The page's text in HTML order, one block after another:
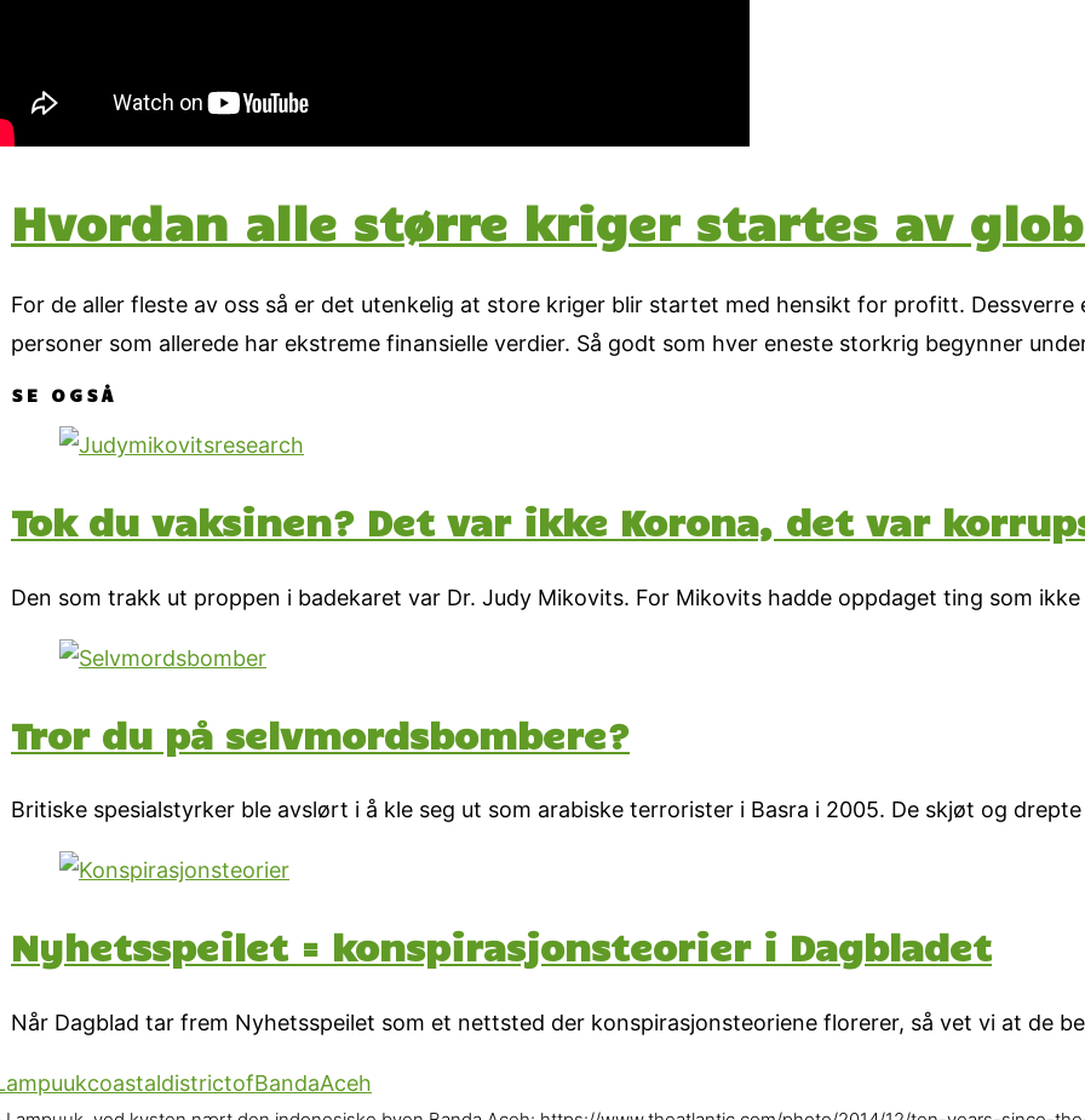
Hvordan alle større kriger startes av
For de aller fleste av oss så er det utenkelig at store kriger blir startet med hensikt for profitt.
personer som allerede har ekstreme finansielle verdier. Så godt som hver eneste storkrig begynner
SE OGSÅ
Tok du vaksinen? Det var ikke Korona, det var
Den som trakk ut proppen i badekaret var Dr. Judy Mikovits. For Mikovits hadde oppdaget ting som ikke
Tror du på selvmordsbombere?
Britiske spesialstyrker ble avslørt i å kle seg ut som arabiske terrorister i Basra i 2005. De skjøt og drepte
Nyhetsspeilet = konspirasjonsteorier i Dagbladet
Når Dagblad tar frem Nyhetsspeilet som et nettsted der konspirasjonsteoriene florerer, så vet vi at de